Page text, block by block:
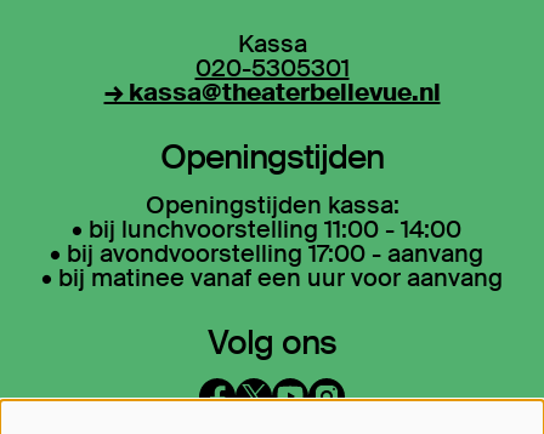
Kassa
020-5305301
→ kassa@theaterbellevue.nl
Openingstijden
Openingstijden kassa:
• bij lunchvoorstelling 11:00 - 14:00
• bij avondvoorstelling 17:00 - aanvang
• bij matinee vanaf een uur voor aanvang
Volg ons